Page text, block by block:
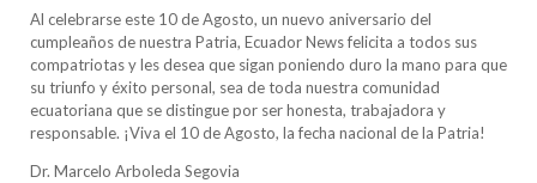
Al celebrarse este 10 de Agosto, un nuevo aniversario del
cumpleaños de nuestra Patria, Ecuador News felicita a todos sus
compatriotas y les desea que sigan poniendo duro la mano para que
su triunfo y éxito personal, sea de toda nuestra comunidad
ecuatoriana que se distingue por ser honesta, trabajadora y
responsable. ¡Viva el 10 de Agosto, la fecha nacional de la Patria!
Dr. Marcelo Arboleda Segovia